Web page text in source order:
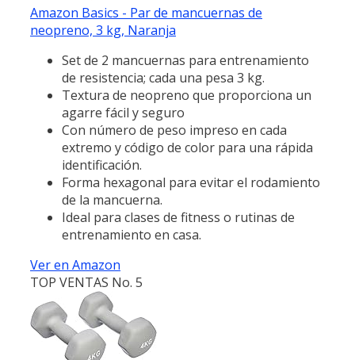
Amazon Basics - Par de mancuernas de
neopreno, 3 kg, Naranja
Set de 2 mancuernas para entrenamiento
de resistencia; cada una pesa 3 kg.
Textura de neopreno que proporciona un
agarre fácil y seguro
Con número de peso impreso en cada
extremo y código de color para una rápida
identificación.
Forma hexagonal para evitar el rodamiento
de la mancuerna.
Ideal para clases de fitness o rutinas de
entrenamiento en casa.
Ver en Amazon
TOP VENTAS No. 5